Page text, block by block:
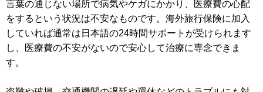
言葉の通じない場所で病気やケガにかかり、医療費の心配
をするという状況は不安なものです。海外旅行保険に加入
していれば通常は日本語の24時間サポートが受けられます
し、医療費の不安がないので安心して治療に専念できま
す。